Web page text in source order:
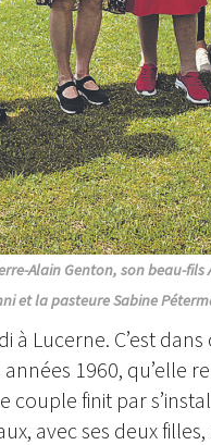
Alain Genton, son beau-
et la pasteure Sabine
à Lucerne. C’est
1960,
finit par
avec ses deux